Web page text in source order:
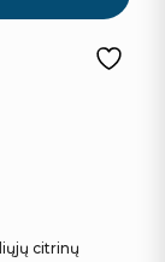
citrinų